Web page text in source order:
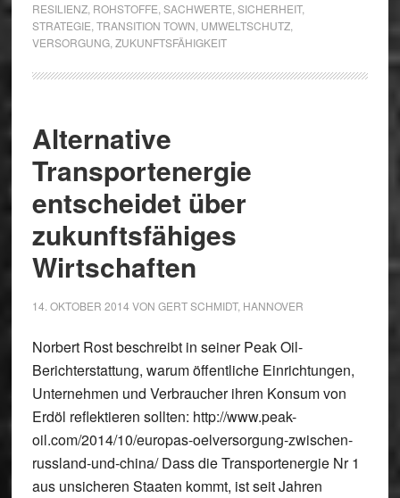
RESILIENZ, ROHSTOFFE SACHWERTE SICHERHEIT,
STRATEGIE TRANSITION TOWN UMWELTSCHUTZ,
VERSORGUNG, ZUKUNFTSFÄHIGKEIT
Alternative
Transportenergie
entscheidet über
zukunftsfähiges
Wirtschaften
14. OKTOBER 2014 VON GERT SCHMIDT, HANNOVER
Norbert Rost beschreibt in seiner Peak Oil-
Berichterstattung, warum öffentliche Einrichtungen,
Unternehmen und Verbraucher ihren Konsum von
Erdöl reflektieren sollten: http://www.peak-
oil.com/2014/10/europas-oelversorgung-zwischen-
russland-und-china/ Dass die Transportenergie Nr 1
aus unsicheren Staaten kommt, ist seit Jahren